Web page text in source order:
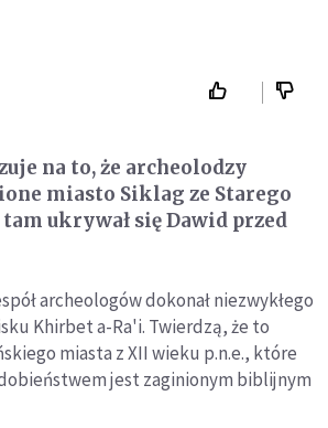
na to, że archeolodzy
miasto Siklag ze Starego
ukrywał się Dawid przed
archeologów dokonał niezwykłego
Khirbet a-Ra'i. Twierdzą, że to
miasta z XII wieku p.n.e., które
jest zaginionym biblijnym